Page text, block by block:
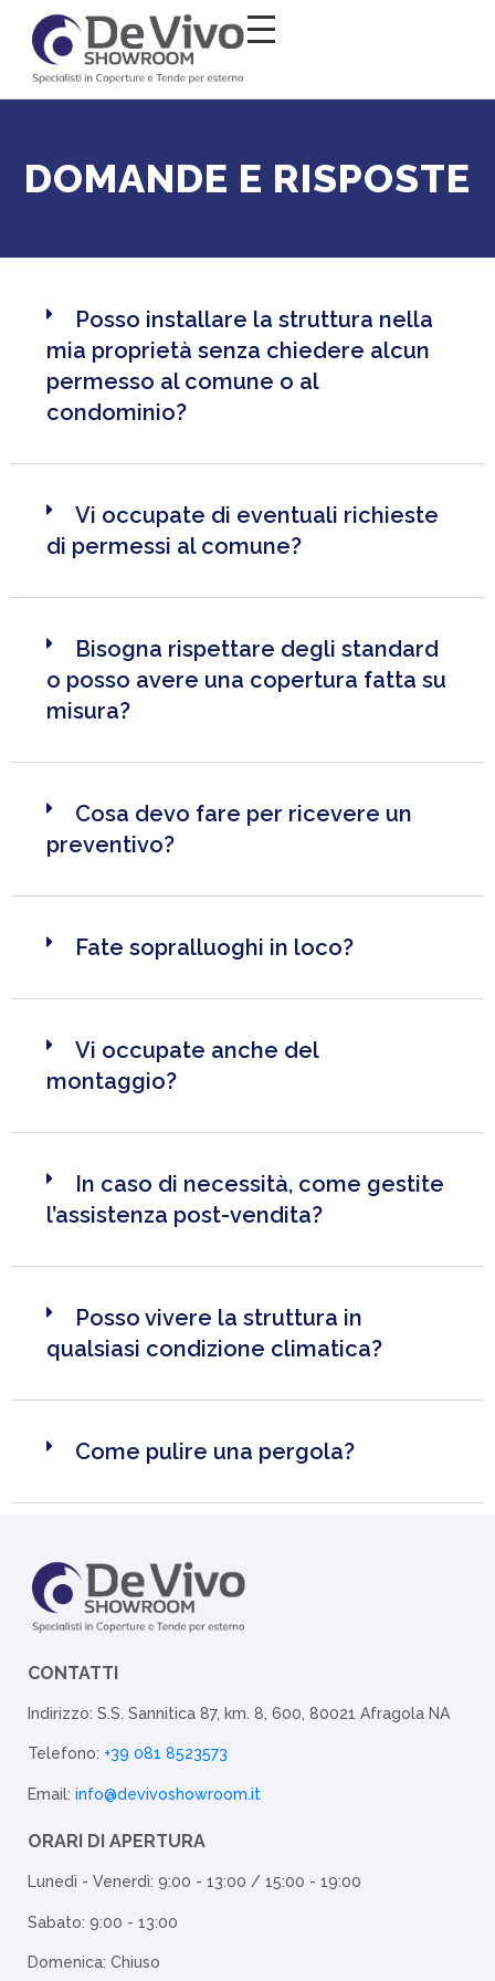
Salta al
DOMANDE E RISPOSTE
Posso installare la struttura nella
mia proprietà senza chiedere alcun
permesso al comune o al
condominio?
Vi occupate di eventuali richieste
di permessi al comune?
Bisogna rispettare degli standard
o posso avere una copertura fatta su
misura?
Cosa devo fare per ricevere un
preventivo?
Fate sopralluoghi in loco?
Vi occupate anche del
montaggio?
In caso di necessità, come gestite
l’assistenza post-vendita?
Posso vivere la struttura in
qualsiasi condizione climatica?
Come pulire una pergola?
CONTATTI
Indirizzo: S.S. Sannitica 87, km. 8, 600, 80021 Afragola NA
Telefono: +39 081 8523573
Email: info@devivoshowroom.it
ORARI DI APERTURA
Lunedì - Venerdì: 9:00 - 13:00 / 15:00 - 19:00
Sabato: 9:00 - 13:00
Domenica: Chiuso